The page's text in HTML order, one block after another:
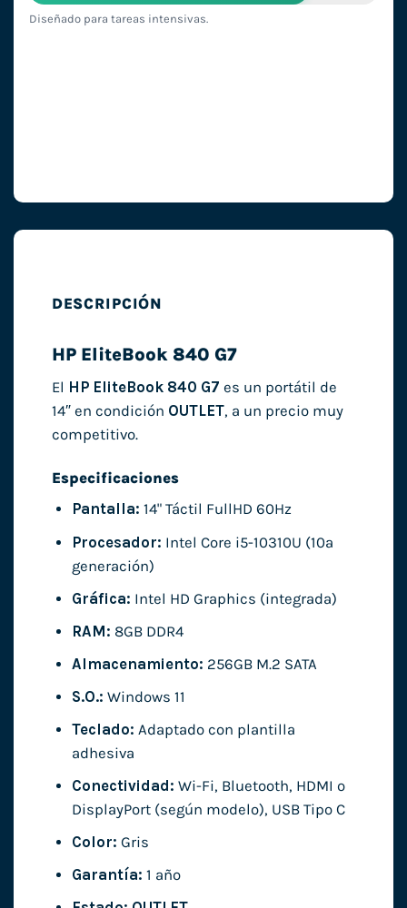
Diseñado para tareas intensivas.
DESCRIPCIÓN
HP EliteBook 840 G7
El HP EliteBook 840 G7 es un portátil de
14″ en condición OUTLET, a un precio muy
competitivo.
Especificaciones
Pantalla: 14" Táctil FullHD 60Hz
Procesador: Intel Core i5-10310U (10ª
generación)
Gráfica: Intel HD Graphics (integrada)
RAM: 8GB DDR4
Almacenamiento: 256GB M.2 SATA
S.O.: Windows 11
Teclado: Adaptado con plantilla
adhesiva
Conectividad: Wi-Fi, Bluetooth, HDMI o
DisplayPort (según modelo), USB Tipo C
Color: Gris
Garantía: 1 año